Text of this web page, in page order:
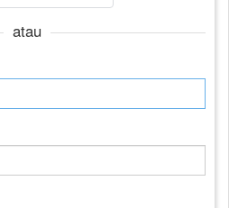
atau